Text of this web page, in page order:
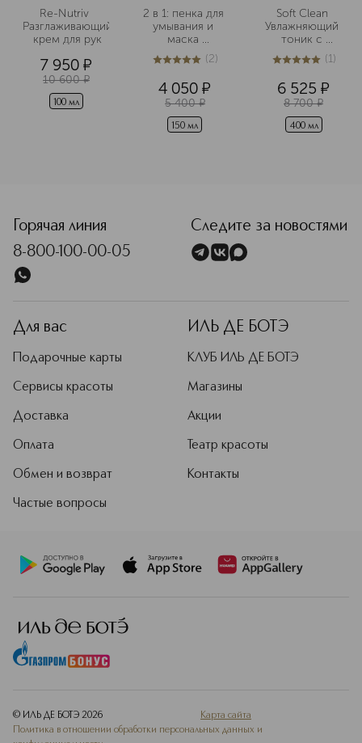
Re-Nutriv
Разглаживающий
крем для рук
7 950 ¤
10 600 ¤
100 мл
2 в 1: пенка для
умывания и
маска
очищающая
5из 52 (2)
4 050 ¤
5 400 ¤
150 мл
Soft Clean
Увлажняющий
тоник с
аминокислотами
5из 51 (1)
6 525 ¤
8 700 ¤
400 мл
Горячая линия
8-800-100-00-05
Следите за новостями
Для вас
Подарочные карты
Сервисы красоты
Доставка
Оплата
Обмен и возврат
Частые вопросы
ИЛЬ ДЕ БОТЭ
КЛУБ ИЛЬ ДЕ БОТЭ
Магазины
Акции
Театр красоты
Контакты
© ИЛЬ ДЕ БОТЭ 2026
Карта сайта
Политика в отношении обработки персональных данных и